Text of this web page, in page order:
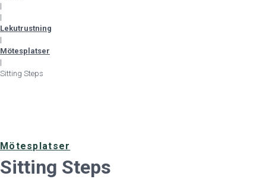
|
|
Lekutrustning
|
Mötesplatser
|
Sitting Steps
Mötesplatser
Sitting Steps